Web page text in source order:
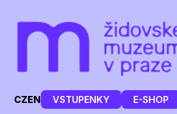
CZEN VSTUPENKY E-SHOP